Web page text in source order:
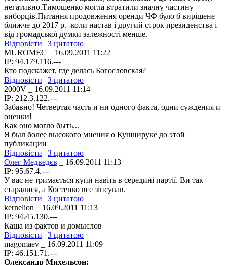
негативно.Тимошенко могла втратили значну частину
виборців.Питання продовження оренди ЧФ було б вирішене
ближче до 2017 р. -коли настав і другий строк президенства і
від громадської думки залежності менше.
Відповісти | З цитатою
MUROMEC _ 16.09.2011 11:22
IP: 94.179.116.---
Кто подскажет, где делась Богословская?
Відповісти | З цитатою
2000V _ 16.09.2011 11:14
IP: 212.3.122.---
Забавно! Четвертая часть и ни одного факта, одни суждения и
оценки!
Как оно могло быть...
Я был более высокого мнения о Кушнируке до этой
публикации
Відповісти | З цитатою
Олег Медведєв _ 16.09.2011 11:13
IP: 95.67.4.---
У вас не тримається купи навіть в середині партії. Ви так
старалися, а Костенко все зіпсував.
Відповісти | З цитатою
kernelion _ 16.09.2011 11:13
IP: 94.45.130.---
Каша из фактов и домыслов
Відповісти | З цитатою
magomaev _ 16.09.2011 11:09
IP: 46.151.71.---
Олександр Михельсон: